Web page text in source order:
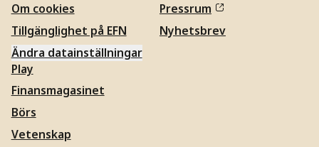
Om cookies
Tillgänglighet på EFN
Ändra datainställningar
Pressrum
Nyhetsbrev
Play
Finansmagasinet
Börs
Vetenskap